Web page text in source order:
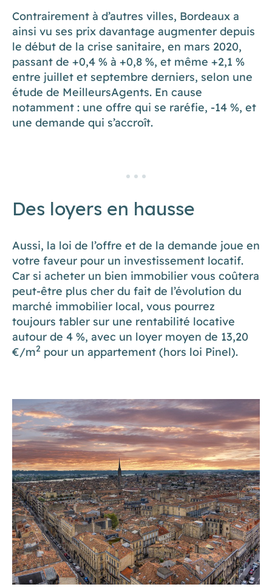
Contrairement à d’autres villes, Bordeaux a
ainsi vu ses prix davantage augmenter depuis
le début de la crise sanitaire, en mars 2020,
passant de +0,4 % à +0,8 %, et même +2,1 %
entre juillet et septembre derniers, selon une
étude de MeilleursAgents. En cause
notamment : une offre qui se raréfie, -14 %, et
une demande qui s’accroît.
Des loyers en hausse
Aussi, la loi de l’offre et de la demande joue en
votre faveur pour un investissement locatif.
Car si acheter un bien immobilier vous coûtera
peut-être plus cher du fait de l’évolution du
marché immobilier local, vous pourrez
toujours tabler sur une rentabilité locative
autour de 4 %, avec un loyer moyen de 13,20
€/m2 pour un appartement (hors loi Pinel).